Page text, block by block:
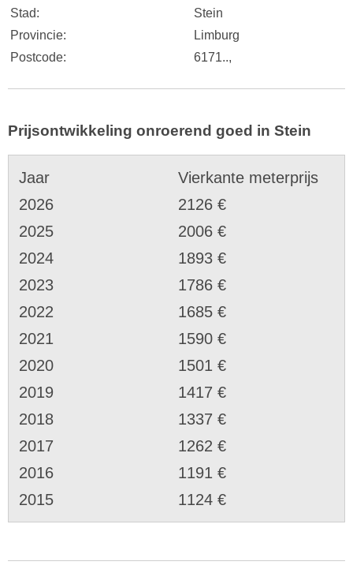
Stad:
Stein
Provincie:
Limburg
Postcode:
6171..,
Prijsontwikkeling onroerend goed in Stein
Jaar
Vierkante meterprijs
2026
2126 €
2025
2006 €
2024
1893 €
2023
1786 €
2022
1685 €
2021
1590 €
2020
1501 €
2019
1417 €
2018
1337 €
2017
1262 €
2016
1191 €
2015
1124 €